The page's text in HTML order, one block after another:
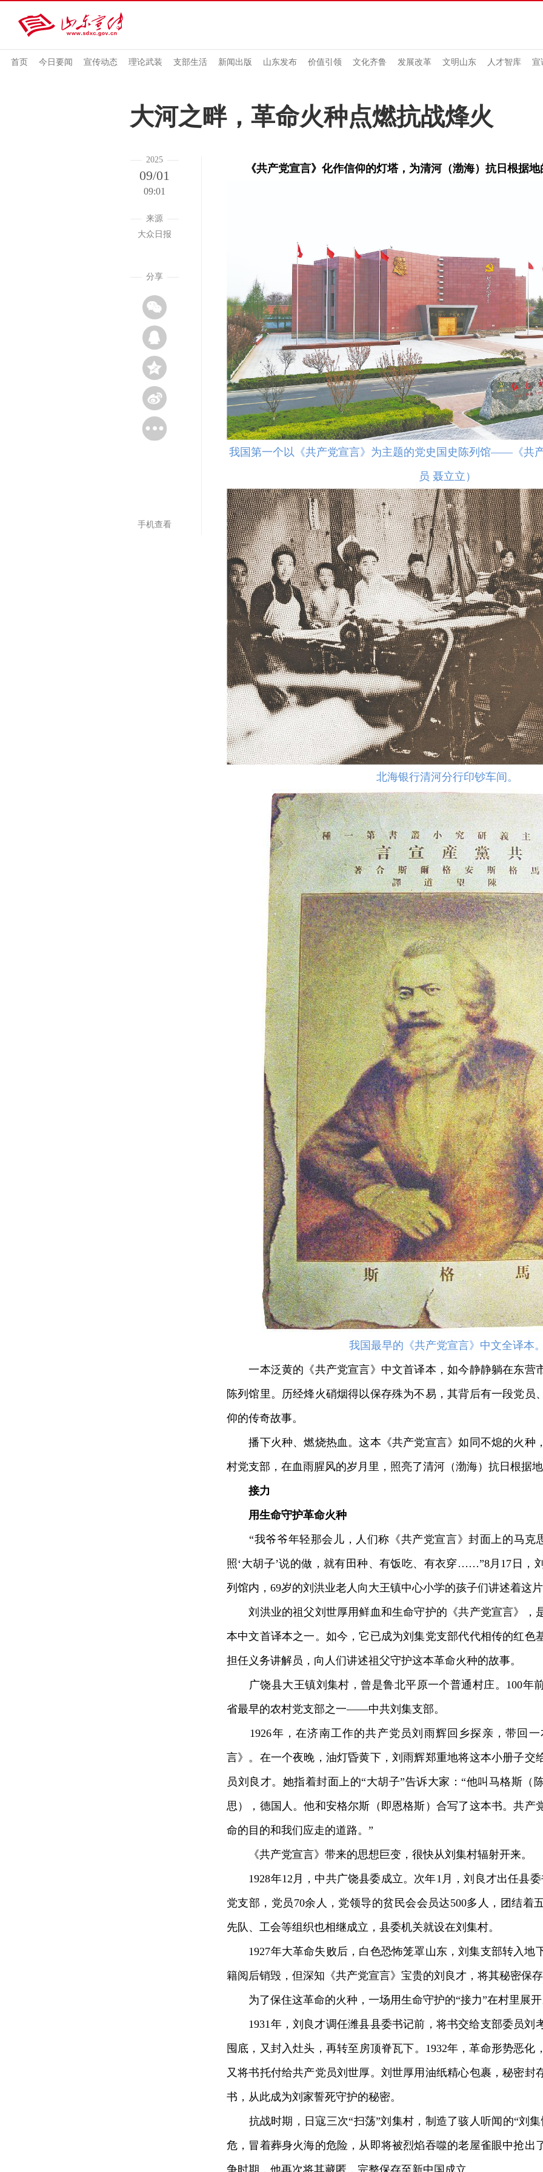
首页 今日要闻 宣传动态 理论武装 支部生活 新闻出版 山东发布 价值引领 文化齐鲁 发展改革 文明山东 人才智库 宣
大河之畔，革命火种点燃抗战烽火
2025
09/01
09:01
来源
大众日报
分享
手机查看
《共产党宣言》化作信仰的灯塔，为清河（渤海）抗日根据
我国第一个以《共产党宣言》为主题的党史国史陈列馆——《共
员 聂立立）
北海银行清河分行印钞车间。
我国最早的《共产党宣言》中文全译本
一本泛黄的《共产党宣言》中文首译本，如今静静躺在东营
陈列馆里。历经烽火硝烟得以保存殊为不易，其背后有一段党员
仰的传奇故事。
播下火种、燃烧热血。这本《共产党宣言》如同不熄的火种
村党支部，在血雨腥风的岁月里，照亮了清河（渤海）抗日根据
接力
用生命守护革命火种
“我爷爷年轻那会儿，人们称《共产党宣言》封面上的马克
照‘大胡子’说的做，就有田种、有饭吃、有衣穿……”8月17日，
列馆内，69岁的刘洪业老人向大王镇中心小学的孩子们讲述着这
刘洪业的祖父刘世厚用鲜血和生命守护的《共产党宣言》，
本中文首译本之一。如今，它已成为刘集党支部代代相传的红色
担任义务讲解员，向人们讲述祖父守护这本革命火种的故事。
广饶县大王镇刘集村，曾是鲁北平原一个普通村庄。100年
省最早的农村党支部之一——中共刘集支部。
1926年，在济南工作的共产党员刘雨辉回乡探亲，带回一
言》。在一个夜晚，油灯昏黄下，刘雨辉郑重地将这本小册子交
员刘良才。她指着封面上的“大胡子”告诉大家：“他叫马格斯（
思），德国人。他和安格尔斯（即恩格斯）合写了这本书。共产
命的目的和我们应走的道路。”
《共产党宣言》带来的思想巨变，很快从刘集村辐射开来。
1928年12月，中共广饶县委成立。次年1月，刘良才出任县委
党支部，党员70余人，党领导的贫民会会员达500多人，团结着
先队、工会等组织也相继成立，县委机关就设在刘集村。
1927年大革命失败后，白色恐怖笼罩山东，刘集支部转入地
籍阅后销毁，但深知《共产党宣言》宝贵的刘良才，将其秘密保
为了保住这革命的火种，一场用生命守护的“接力”在村里展
1931年，刘良才调任潍县县委书记前，将书交给支部委员刘
囤底，又封入灶头，再转至房顶脊瓦下。1932年，革命形势恶化
又将书托付给共产党员刘世厚。刘世厚用油纸精心包裹，秘密封
书，从此成为刘家誓死守护的秘密。
抗战时期，日寇三次“扫荡”刘集村，制造了骇人听闻的“刘集
危，冒着葬身火海的危险，从即将被烈焰吞噬的老屋雀眼中抢出